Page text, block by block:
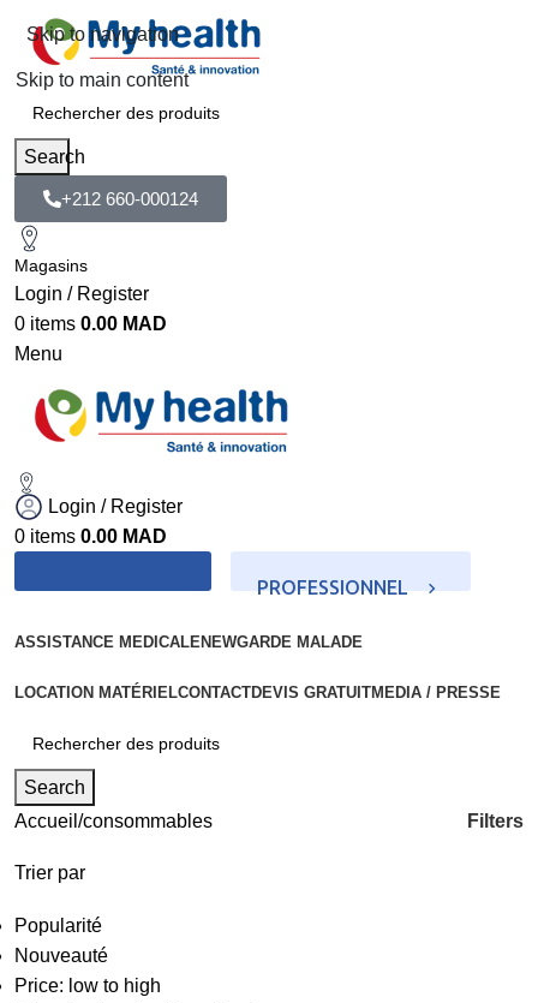
Skip to navigation
Skip to main content
Search
+212 660-000124
Magasins
Login / Register
0 items 0.00 MAD
Menu
Login / Register
0 items 0.00 MAD
PROFESSIONNEL
ASSISTANCE MEDICALENEWGARDE MALADE
LOCATION MATÉRIELCONTACTDEVIS GRATUITMEDIA / PRESSE
Search
Accueil consommables Filters
Trier par
Popularité
Nouveauté
Price: low to high